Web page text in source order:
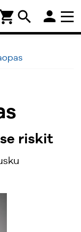
search person
riskit